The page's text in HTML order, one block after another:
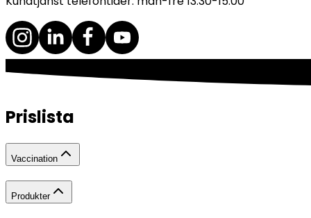
Prislista
Vaccination
Produkter